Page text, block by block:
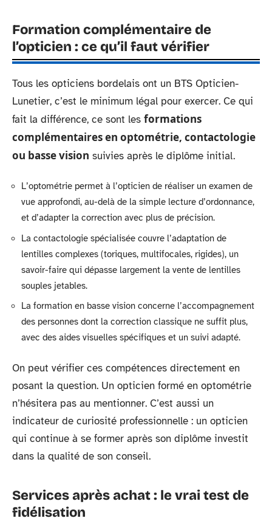
Formation complémentaire de
l’opticien : ce qu’il faut vérifier
Tous les opticiens bordelais ont un BTS Opticien-
Lunetier, c’est le minimum légal pour exercer. Ce qui
fait la différence, ce sont les formations
complémentaires en optométrie, contactologie
ou basse vision suivies après le diplôme initial.
L’optométrie permet à l’opticien de réaliser un examen de
vue approfondi, au-delà de la simple lecture d’ordonnance,
et d’adapter la correction avec plus de précision.
La contactologie spécialisée couvre l’adaptation de
lentilles complexes (toriques, multifocales, rigides), un
savoir-faire qui dépasse largement la vente de lentilles
souples jetables.
La formation en basse vision concerne l’accompagnement
des personnes dont la correction classique ne suffit plus,
avec des aides visuelles spécifiques et un suivi adapté.
On peut vérifier ces compétences directement en
posant la question. Un opticien formé en optométrie
n’hésitera pas au mentionner. C’est aussi un
indicateur de curiosité professionnelle : un opticien
qui continue à se former après son diplôme investit
dans la qualité de son conseil.
Services après achat : le vrai test de
fidélisation